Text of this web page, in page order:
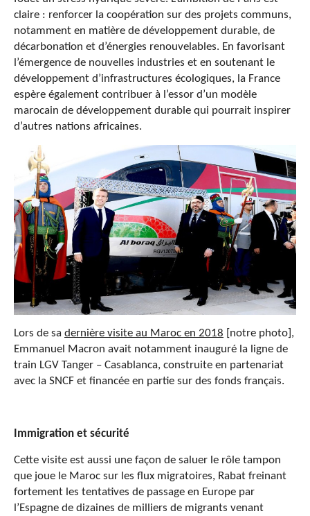
claire : renforcer la coopération sur des projets communs,
notamment en matière de développement durable, de
décarbonation et d’énergies renouvelables. En favorisant
l’émergence de nouvelles industries et en soutenant le
développement d’infrastructures écologiques, la France
espère également contribuer à l’essor d’un modèle
marocain de développement durable qui pourrait inspirer
d’autres nations africaines.
Lors de sa dernière visite au Maroc en 2018 [notre photo],
Emmanuel Macron avait notamment inauguré la ligne de
train LGV Tanger – Casablanca, construite en partenariat
avec la SNCF et financée en partie sur des fonds français.
Immigration et sécurité
Cette visite est aussi une façon de saluer le rôle tampon
que joue le Maroc sur les flux migratoires, Rabat freinant
fortement les tentatives de passage en Europe par
l’Espagne de dizaines de milliers de migrants venant